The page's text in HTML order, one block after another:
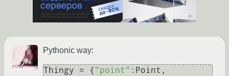
Pythonic way:
Thingy = { "point"